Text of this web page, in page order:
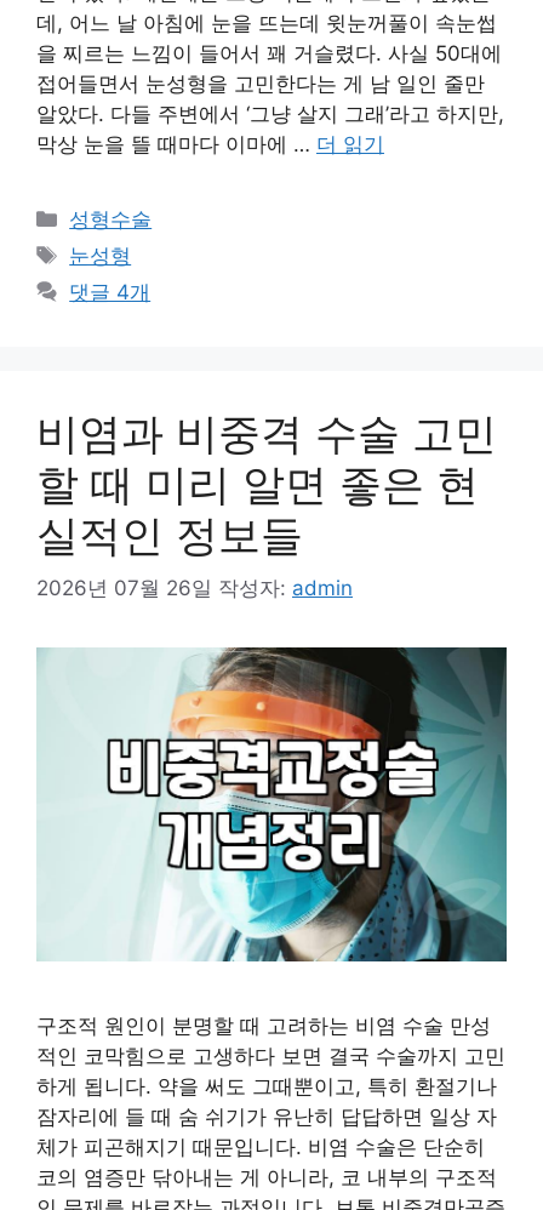
데, 어느 날 아침에 눈을 뜨는데 윗눈꺼풀이 속눈썹
을 찌르는 느낌이 들어서 꽤 거슬렸다. 사실 50대에
접어들면서 눈성형을 고민한다는 게 남 일인 줄만
알았다. 다들 주변에서 ‘그냥 살지 그래’라고 하지만,
막상 눈을 뜰 때마다 이마에 … 더 읽기
카
테
리
성형수술
태
그
눈성형
댓글 4개
비염과 비중격 수술 고민
할 때 미리 알면 좋은 현
실적인 정보들
2026년 07월 26일 작성자: admin
구조적 원인이 분명할 때 고려하는 비염 수술 만성
적인 코막힘으로 고생하다 보면 결국 수술까지 고민
하게 됩니다. 약을 써도 그때뿐이고, 특히 환절기나
잠자리에 들 때 숨 쉬기가 유난히 답답하면 일상 자
체가 피곤해지기 때문입니다. 비염 수술은 단순히
코의 염증만 닦아내는 게 아니라, 코 내부의 구조적